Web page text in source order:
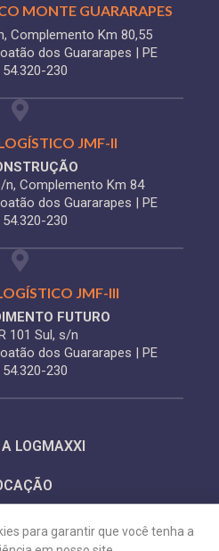
MONTE GUARARAPES
Complemento Km 80,55
dos Guararapes | PE
54.320-230
JMF-II
n, Complemento Km 84
dos Guararapes | PE
54.320-230
JMF-III
FUTURO
101 Sul, s/n
dos Guararapes | PE
54.320-230
LOGMAXXI
para garantir que você tenha a